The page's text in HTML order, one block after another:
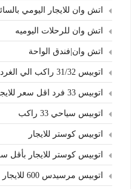
اتش وان للايجار اليومي
اتش وان للرحلات اليوميه
اتش وان|فندق الواحة
اتوبيس 31/32 راكب الي الغردقة
اتوبيس 33 فرد اقل سعر للايجار
اتوبيس سياحي 33 راكب
اتوبيس كوستر للايجار
اتوبيس كوستر للايجار بأقل
اتوبيس مرسيدس 600 للايجار